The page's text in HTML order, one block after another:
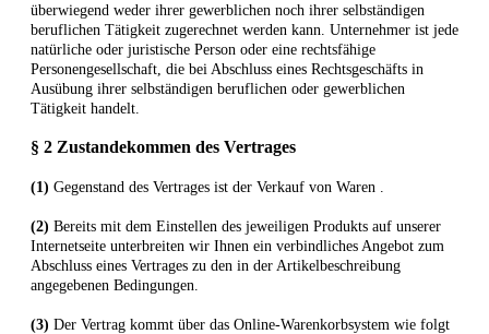
überwiegend weder ihrer gewerblichen noch ihrer selbständigen
beruflichen Tätigkeit zugerechnet werden kann. Unternehmer ist jede
natürliche oder juristische Person oder eine rechtsfähige
Personengesellschaft, die bei Abschluss eines Rechtsgeschäfts in
Ausübung ihrer selbständigen beruflichen oder gewerblichen
Tätigkeit handelt.
§ 2 Zustandekommen des Vertrages
(1) Gegenstand des Vertrages ist der Verkauf von Waren
(2) Bereits mit dem Einstellen des jeweiligen Produkts auf unserer
Internetseite unterbreiten wir Ihnen ein verbindliches Angebot zum
Abschluss eines Vertrages zu den in der Artikelbeschreibung
angegebenen Bedingungen.
(3) Der Vertrag kommt über das Online-Warenkorbsystem wie folgt